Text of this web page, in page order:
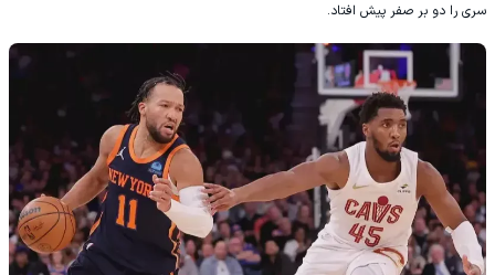
سری را دو بر صفر پیش افتاد.